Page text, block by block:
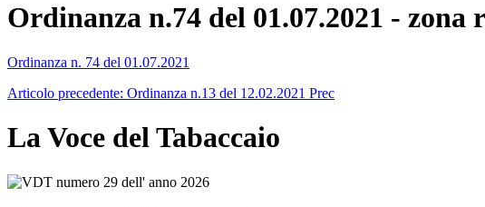
Ordinanza n.74 del 01.07.2021 - zona
Ordinanza n. 74 del 01.07.2021
Articolo precedente: Ordinanza n.13 del 12.02.2021 Prec
La Voce del Tabaccaio